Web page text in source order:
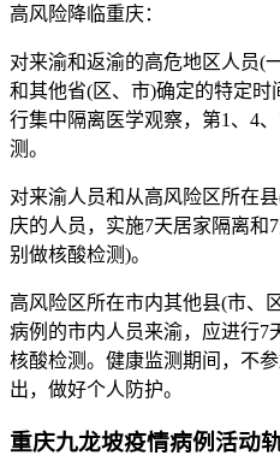
高风险降临重庆：
对来渝和返渝的高危地区人员(
和其他省(区、市)确定的特定
行集中隔离医学观察，第1、4
测。
对来渝人员和从高风险区所在
庆的人员，实施7天居家隔离和
别做核酸检测)。
高风险区所在市内其他县(市、
病例的市内人员来渝，应进行7
核酸检测。健康监测期间，不
出，做好个人防护。
重庆九龙坡疫情病例活动